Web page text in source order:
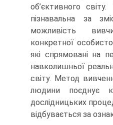
об’єктивного
пізнавальна за
можливість
конкретної
які спрямовані на
навколишньої
світу. Метод
людини поєднує
дослідницьких
відбувається за